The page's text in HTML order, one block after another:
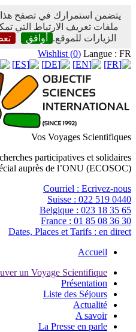
يتضمن استمرارك في تصفح
ملفات تعريف الارتباط التي
الزيارات للموقع.
أوافق
Wishlist (0) Langue : FR
Vos Voyages Scientifiques
participatives et solidaires
auprès de l’ONU (ECOSOC)
Courriel : Ecrivez-nous
Suisse : 022 519 0440
Belgique : 023 18 35 65
France : 01 85 08 36 30
Dates, Places et Tarifs : en direct
Accueil
un Voyage Scientifique
Présentation
Liste des Séjours
Actualité
A savoir
La Presse en parle